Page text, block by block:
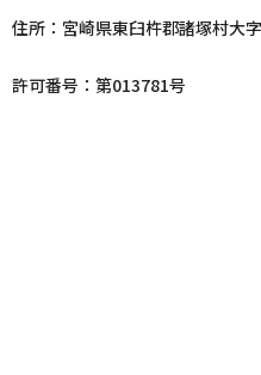
住所：宮崎県東臼杵郡諸塚村大
許可番号：第013781号